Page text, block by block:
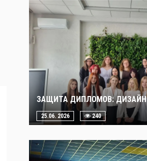
ЗАЩИТА ДИПЛОМОВ: ДИЗАЙН
25.06. 2026 240